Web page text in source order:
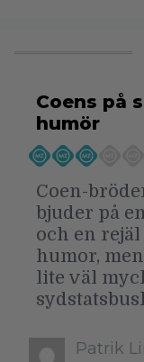
Coens på
humör
Coen-
bjuder på
och en
humor,
lite väl
Patrik